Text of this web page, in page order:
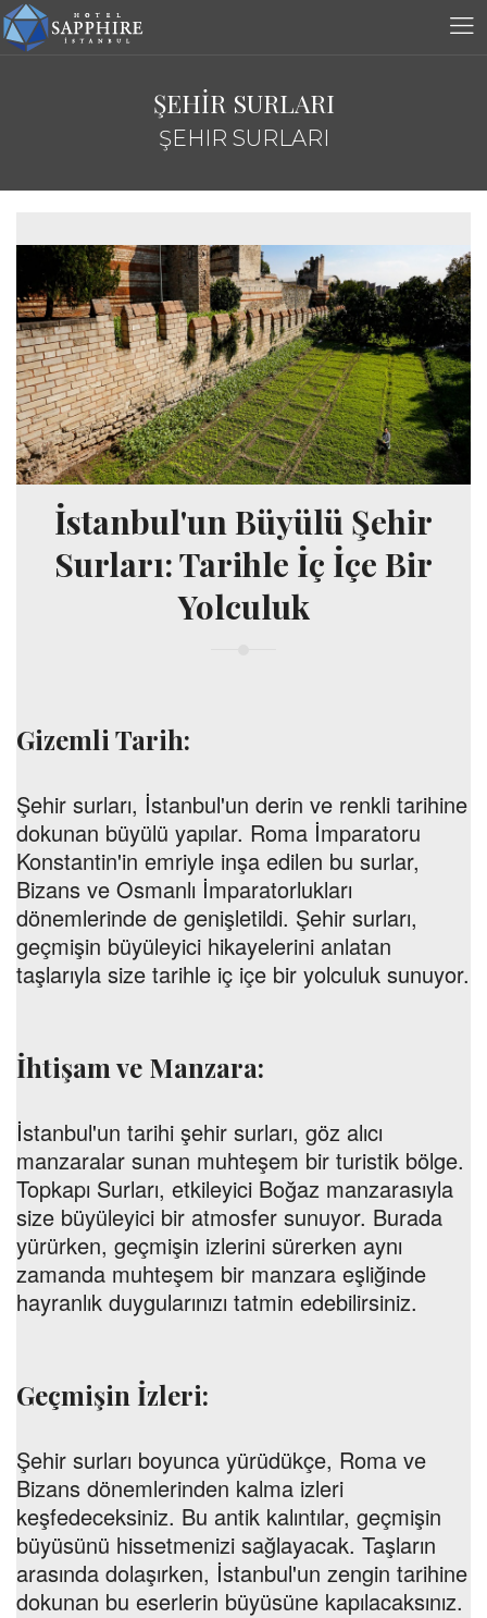
ŞEHİR SURLARI
ŞEHIR SURLARI
İstanbul'un Büyülü Şehir
Surları: Tarihle İç İçe Bir
Yolculuk
Gizemli Tarih:
Şehir surları, İstanbul'un derin ve renkli tarihine
dokunan büyülü yapılar. Roma İmparatoru
Konstantin'in emriyle inşa edilen bu surlar,
Bizans ve Osmanlı İmparatorlukları
dönemlerinde de genişletildi. Şehir surları,
geçmişin büyüleyici hikayelerini anlatan
taşlarıyla size tarihle iç içe bir yolculuk sunuyor.
İhtişam ve Manzara:
İstanbul'un tarihi şehir surları, göz alıcı
manzaralar sunan muhteşem bir turistik bölge.
Topkapı Surları, etkileyici Boğaz manzarasıyla
size büyüleyici bir atmosfer sunuyor. Burada
yürürken, geçmişin izlerini sürerken aynı
zamanda muhteşem bir manzara eşliğinde
hayranlık duygularınızı tatmin edebilirsiniz.
Geçmişin İzleri:
Şehir surları boyunca yürüdükçe, Roma ve
Bizans dönemlerinden kalma izleri
keşfedeceksiniz. Bu antik kalıntılar, geçmişin
büyüsünü hissetmenizi sağlayacak. Taşların
arasında dolaşırken, İstanbul'un zengin tarihine
dokunan bu eserlerin büyüsüne kapılacaksınız.